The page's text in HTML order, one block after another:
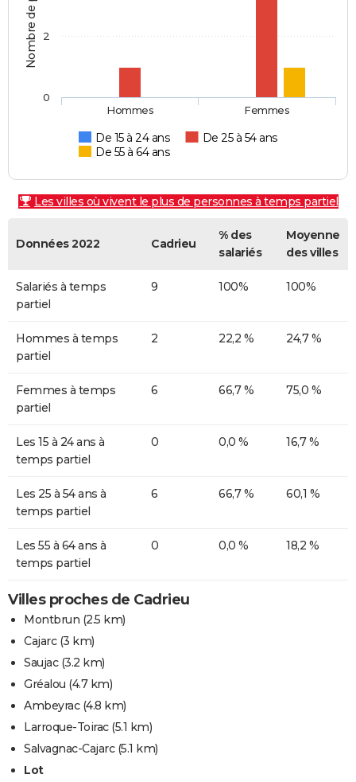
De 15 à 24 ans
De 25 à 54 ans
De 55 à 64 ans
Hommes Femmes
0
2
Les villes où vivent le plus de personnes à temps partiel
Données 2022 Cadrieu
% des
salariés
Moyenne
des villes
Salariés à temps
partiel
9 100% 100%
Hommes à temps
partiel
2 22,2 % 24,7 %
Femmes à temps
partiel
6 66,7 % 75,0 %
Les 15 à 24 ans à
temps partiel
0 0,0 % 16,7 %
Les 25 à 54 ans à
temps partiel
6 66,7 % 60,1 %
Les 55 à 64 ans à
temps partiel
0 0,0 % 18,2 %
Villes proches de Cadrieu
Montbrun (2.5 km)
Cajarc(3 km)
Saujac(3.2 km)
Gréalou (4.7 km)
Ambeyrac(4.8 km)
Larroque-Toirac(5.1 km)
Salvagnac-Cajarc(5.1 km)
Lot